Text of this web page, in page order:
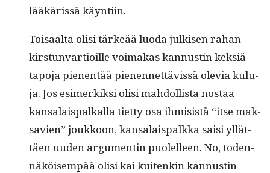
lääkäris­sä käyntiin.
Toisaal­ta olisi tärkeää luo­da julkisen rahan
kirstun­var­tioille voimakas kan­nustin kek­siä
tapo­ja pienen­tää pienen­net­tävis­sä ole­via kulu­
ja. Jos esimerkik­si olisi mah­dol­lista nos­taa
kansalais­pal­ka­lla tiet­ty osa ihmi­sistä “itse mak­
savien” joukkoon, kansalais­palk­ka saisi yllät­
täen uuden argu­mentin puolelleen. No, toden­
näköisem­pää olisi kai kuitenkin kan­nustin